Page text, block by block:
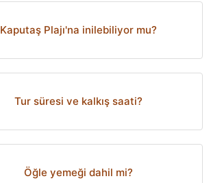
Kaputaş Plajı'na inilebiliyor mu?
Tur süresi ve kalkış saati?
Öğle yemeği dahil mi?